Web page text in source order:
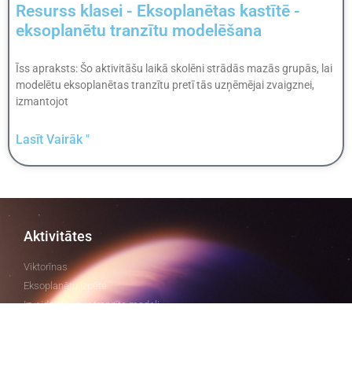
Resurss klasei - Eksoplanētas kastītē -
eksoplanētu tranzītu modelēšana
Īss apraksts: Šo aktivitāšu laikā skolēni strādās mazās grupās, lai
modelētu eksoplanētas tranzītu pretī tās uzņēmējai zvaigznei,
izmantojot
Lasīt Vairāk "
Aktivitātes
Viktorīnas
Eksoplanētu izpēte
Izveidojiet savu tranzīta modeli